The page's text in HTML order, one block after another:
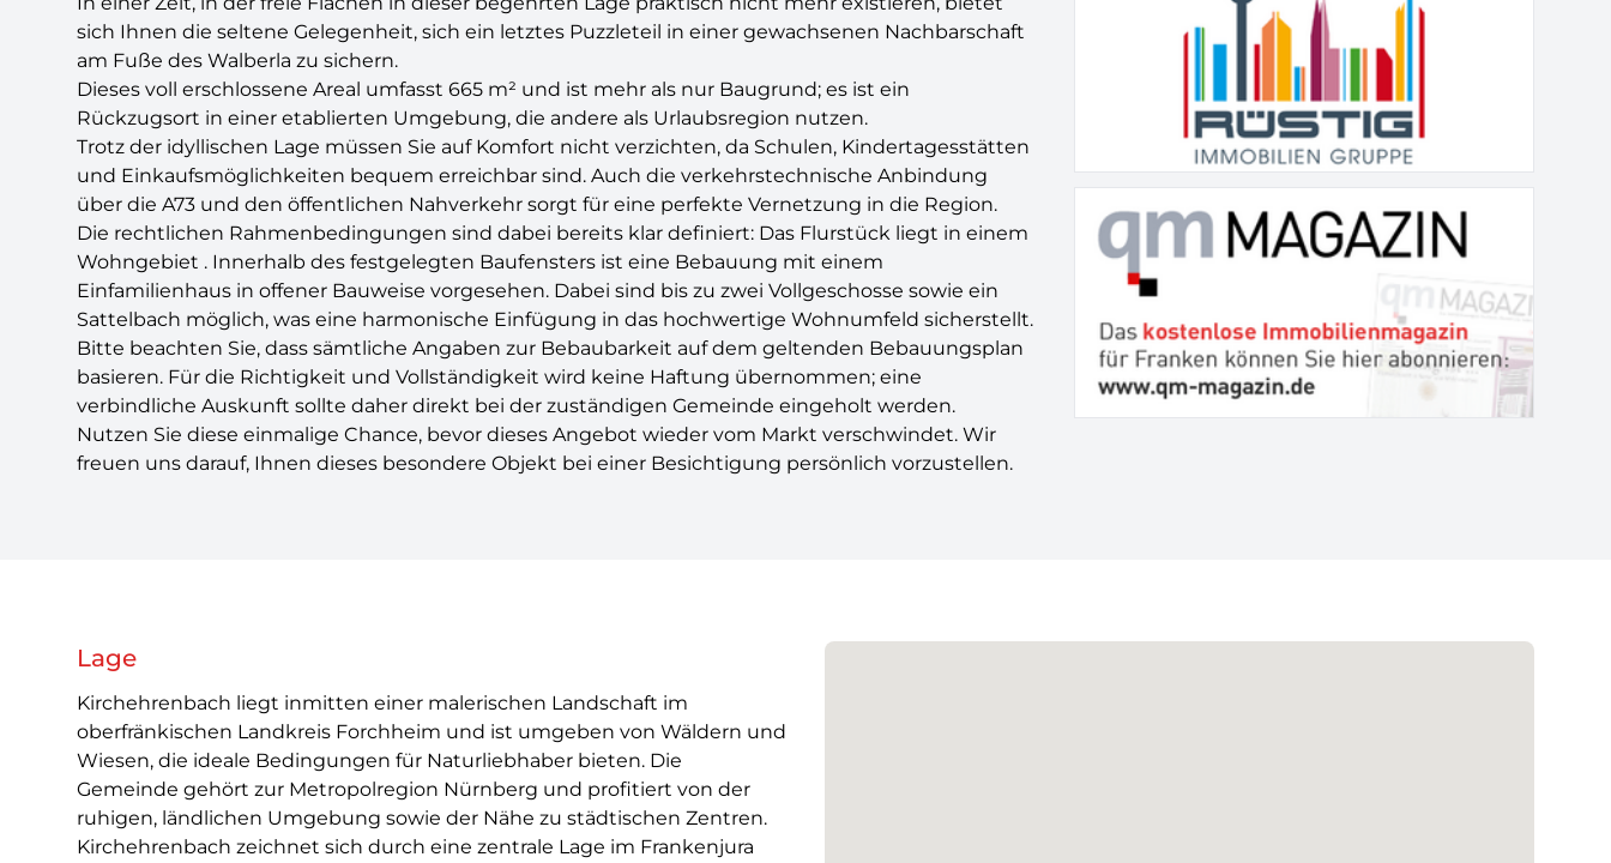
sich Ihnen die seltene Gelegenheit, sich ein letztes Puzzleteil in einer gewachsenen Nachbarschaft
am Fuße des Walberla zu sichern.
Dieses voll erschlossene Areal umfasst 665 m² und ist mehr als nur Baugrund; es ist ein
Rückzugsort in einer etablierten Umgebung, die andere als Urlaubsregion nutzen.
Trotz der idyllischen Lage müssen Sie auf Komfort nicht verzichten, da Schulen, Kindertagesstätten
und Einkaufsmöglichkeiten bequem erreichbar sind. Auch die verkehrstechnische Anbindung
über die A73 und den öffentlichen Nahverkehr sorgt für eine perfekte Vernetzung in die Region.
Die rechtlichen Rahmenbedingungen sind dabei bereits klar definiert: Das Flurstück liegt in einem
Wohngebiet . Innerhalb des festgelegten Baufensters ist eine Bebauung mit einem
Einfamilienhaus in offener Bauweise vorgesehen. Dabei sind bis zu zwei Vollgeschosse sowie ein
Sattelbach möglich, was eine harmonische Einfügung in das hochwertige Wohnumfeld sicherstellt.
Bitte beachten Sie, dass sämtliche Angaben zur Bebaubarkeit auf dem geltenden Bebauungsplan
basieren. Für die Richtigkeit und Vollständigkeit wird keine Haftung übernommen; eine
verbindliche Auskunft sollte daher direkt bei der zuständigen Gemeinde eingeholt werden.
Nutzen Sie diese einmalige Chance, bevor dieses Angebot wieder vom Markt verschwindet. Wir
freuen uns darauf, Ihnen dieses besondere Objekt bei einer Besichtigung persönlich vorzustellen.
Lage
Kirchehrenbach liegt inmitten einer malerischen Landschaft im
oberfränkischen Landkreis Forchheim und ist umgeben von Wäldern und
Wiesen, die ideale Bedingungen für Naturliebhaber bieten. Die
Gemeinde gehört zur Metropolregion Nürnberg und profitiert von der
ruhigen, ländlichen Umgebung sowie der Nähe zu städtischen Zentren.
Kirchehrenbach zeichnet sich durch eine zentrale Lage im Frankenjura